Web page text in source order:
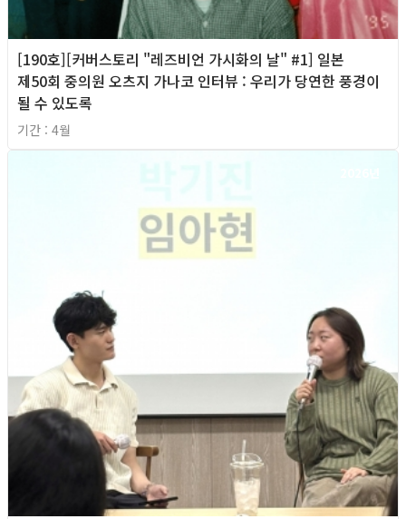
[190호][커버스토리 "레즈비언 가시화의 날" #1] 일본
제50회 중의원 오츠지 가나코 인터뷰 : 우리가 당연한 풍경이
될 수 있도록
기간 : 4월